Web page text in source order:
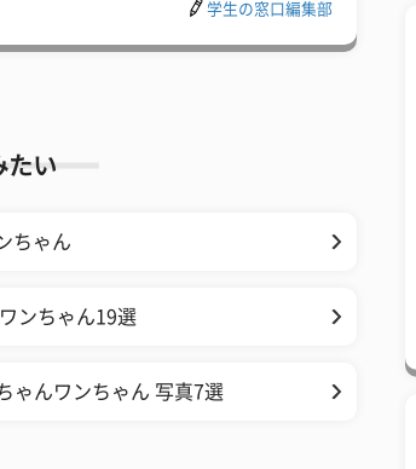
学生の窓口編集部
たい
ちゃん
ンちゃん19選
ゃんワンちゃん 写真7選